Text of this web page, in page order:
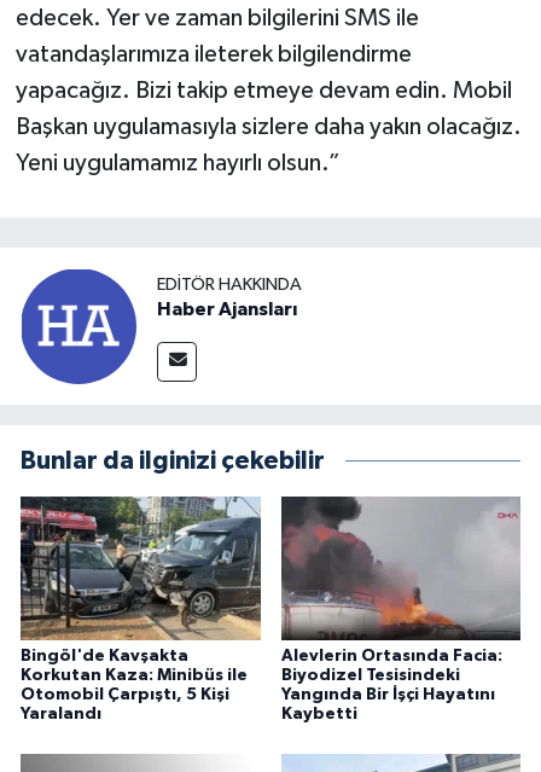
edecek. Yer ve zaman bilgilerini SMS ile
vatandaşlarımıza ileterek bilgilendirme
yapacağız. Bizi takip etmeye devam edin. Mobil
Başkan uygulamasıyla sizlere daha yakın olacağız.
Yeni uygulamamız hayırlı olsun.”
EDITÖR HAKKINDA
Haber Ajansları
Bunlar da ilginizi çekebilir
Bingöl'de Kavşakta
Korkutan Kaza: Minibüs ile
Otomobil Çarpıştı, 5 Kişi
Yaralandı
Alevlerin Ortasında Facia:
Biyodizel Tesisindeki
Yangında Bir İşçi Hayatını
Kaybetti